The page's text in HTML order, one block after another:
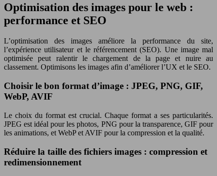
Optimisation des images pour le web :
performance et SEO
L’optimisation des images améliore la performance du site,
l’expérience utilisateur et le référencement (SEO). Une image mal
optimisée peut ralentir le chargement de la page et nuire au
classement. Optimisons les images afin d’améliorer l’UX et le SEO.
Choisir le bon format d’image : JPEG, PNG, GIF,
WebP, AVIF
Le choix du format est crucial. Chaque format a ses particularités.
JPEG est idéal pour les photos, PNG pour la transparence, GIF pour
les animations, et WebP et AVIF pour la compression et la qualité.
Réduire la taille des fichiers images : compression et
redimensionnement